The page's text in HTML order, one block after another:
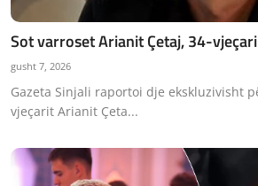
Sot varroset Arianit Çetaj, 34-
gusht 7, 2026
Gazeta Sinjali raportoi dje ekskluzivisht
vjeçarit Arianit Çeta...